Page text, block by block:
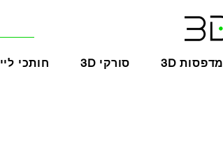
חותכי 3D סורקי 3D מדפסות